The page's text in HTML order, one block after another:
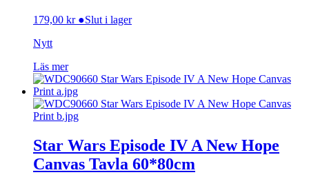
179,00 kr ●Slut i lager
Nytt
Läs mer
Star Wars Episode IV A New Hope
Canvas Tavla 60*80cm